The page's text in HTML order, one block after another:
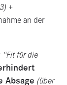
+
an der
“Fit für die
Absage (über